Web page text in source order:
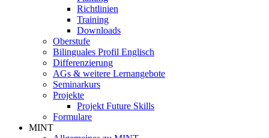
Richtlinien
Training
Downloads
Oberstufe
Bilinguales Profil Englisch
Differenzierung
AGs & weitere Lernangebote
Seminarkurs
Projekte
Projekt Future Skills
Formulare
MINT